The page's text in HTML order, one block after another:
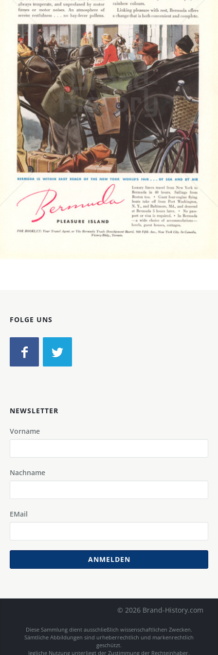
BERMUDA BERMUDA 1939
FOLGE UNS
NEWSLETTER
Vorname
Nachname
EMail
ANMELDEN
© 2026 Brand-History.com
Diese Sammlung dient ausschließlich wissenschaftlichen Zwecken.
Sämtliche Abbildungen sind urheberrechtlich und markenrechtlich
geschützt.
Jegliche Nutzung unterliegt der Zustimmung der Rechteinhaber.